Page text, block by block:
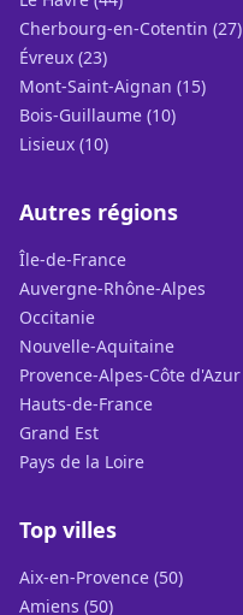
Cherbourg-en-Cotentin (27)
Évreux (23)
Mont-Saint-Aignan (15)
Bois-Guillaume (10)
Lisieux (10)
Autres régions
Île-de-France
Auvergne-Rhône-Alpes
Occitanie
Nouvelle-Aquitaine
Provence-Alpes-Côte d'Azur
Hauts-de-France
Grand Est
Pays de la Loire
Top villes
Aix-en-Provence (50)
Amiens (50)